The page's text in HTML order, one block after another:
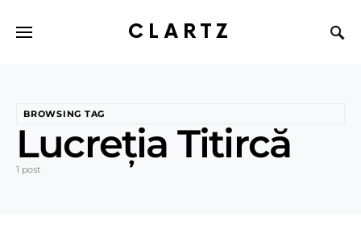
CLARTZ
BROWSING TAG
Lucreția Titircă
1 post